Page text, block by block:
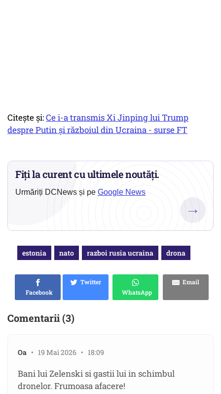
Citește și:Ce i-a transmis Xi Jinping lui Trump
despre Putin și războiul din Ucraina - surse FT
Fiți la curent cu ultimele noutăți.
Urmăriți DCNews și pe Google News
→
estonia nato razboi rusia ucraina drona
Facebook
Twitter
WhatsApp
Email
Comentarii (3)
Oa • 19 Mai 2026 • 18:09
Bani lui Zelenski si gastii lui in schimbul
dronelor. Frumoasa afacere!